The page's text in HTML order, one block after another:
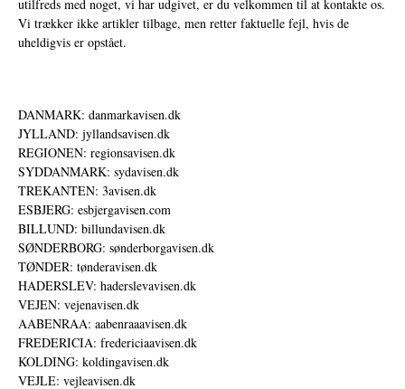
utilfreds med noget, vi har udgivet, er du velkommen til at kontakte os.
Vi trækker ikke artikler tilbage, men retter faktuelle fejl, hvis de
uheldigvis er opstået.
DANMARK: danmarkavisen.dk
JYLLAND: jyllandsavisen.dk
REGIONEN: regionsavisen.dk
SYDDANMARK: sydavisen.dk
TREKANTEN: 3avisen.dk
ESBJERG: esbjergavisen.com
BILLUND: billundavisen.dk
SØNDERBORG: sønderborgavisen.dk
TØNDER: tønderavisen.dk
HADERSLEV: haderslevavisen.dk
VEJEN: vejenavisen.dk
AABENRAA: aabenraaavisen.dk
FREDERICIA: fredericiaavisen.dk
KOLDING: koldingavisen.dk
VEJLE: vejleavisen.dk